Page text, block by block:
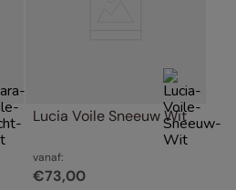
Lucia Voile Sneeuw Wit
vanaf:
€73,00